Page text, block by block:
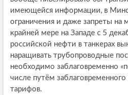
имеющейся информации, в
ограничения и даже запреты на
крайней мере на Западе с 5
российской нефти в танкерах
наращивать трубопроводные
необходимо заблаговременно
числе путём
тарифов.